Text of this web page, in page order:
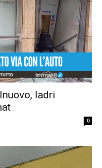
ladri
0